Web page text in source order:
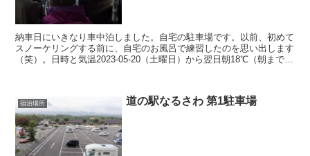
納車日にいきなり車中泊しました。自宅の駐車場です。以前、初めて
スノーケリングする前に、自宅のお風呂で練習したのを思い出します
（笑）。日時と気温2023-05-20（土曜日）から翌日朝18℃（朝まで変
宿泊場所 道の駅なるさわ 第1駐車場